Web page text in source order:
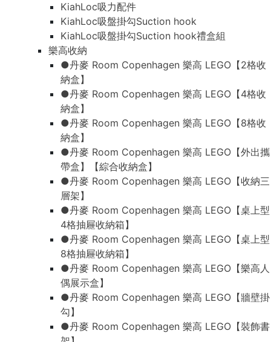
KiahLoc吸力配件
KiahLoc吸盤掛勾Suction hook
KiahLoc吸盤掛勾Suction hook禮盒組
樂高收納
●丹麥 Room Copenhagen 樂高 LEGO【2格收
納盒】
●丹麥 Room Copenhagen 樂高 LEGO【4格收
納盒】
●丹麥 Room Copenhagen 樂高 LEGO【8格收
納盒】
●丹麥 Room Copenhagen 樂高 LEGO【外出攜
帶盒】【綜合收納盒】
●丹麥 Room Copenhagen 樂高 LEGO【收納三
層架】
●丹麥 Room Copenhagen 樂高 LEGO【桌上型
4格抽屜收納箱】
●丹麥 Room Copenhagen 樂高 LEGO【桌上型
8格抽屜收納箱】
●丹麥 Room Copenhagen 樂高 LEGO【樂高人
偶展示盒】
●丹麥 Room Copenhagen 樂高 LEGO【牆壁掛
勾】
●丹麥 Room Copenhagen 樂高 LEGO【裝飾書